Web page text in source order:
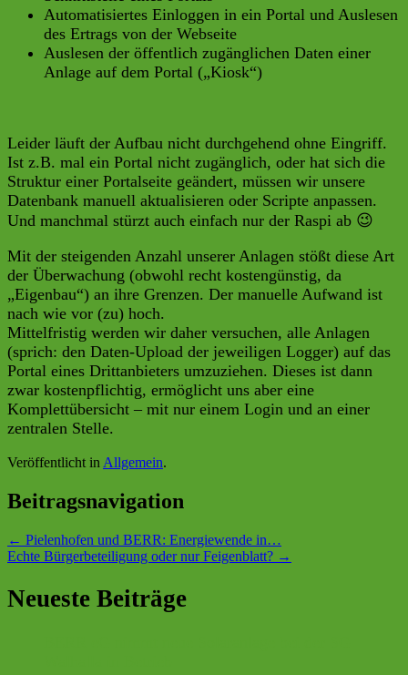
Automatisiertes Einloggen in ein Portal und Auslesen
des Ertrags von der Webseite
Auslesen der öffentlich zugänglichen Daten einer
Anlage auf dem Portal („Kiosk“)
Leider läuft der Aufbau nicht durchgehend ohne Eingriff.
Ist z.B. mal ein Portal nicht zugänglich, oder hat sich die
Struktur einer Portalseite geändert, müssen wir unsere
Datenbank manuell aktualisieren oder Scripte anpassen.
Und manchmal stürzt auch einfach nur der Raspi ab 😉
Mit der steigenden Anzahl unserer Anlagen stößt diese Art
der Überwachung (obwohl recht kostengünstig, da
„Eigenbau“) an ihre Grenzen. Der manuelle Aufwand ist
nach wie vor (zu) hoch.
Mittelfristig werden wir daher versuchen, alle Anlagen
(sprich: den Daten-Upload der jeweiligen Logger) auf das
Portal eines Drittanbieters umzuziehen. Dieses ist dann
zwar kostenpflichtig, ermöglicht uns aber eine
Komplettübersicht – mit nur einem Login und an einer
zentralen Stelle.
Veröffentlicht in Allgemein.
Beitragsnavigation
← Pielenhofen und BERR: Energiewende in…
Echte Bürgerbeteiligung oder nur Feigenblatt? →
Neueste Beiträge